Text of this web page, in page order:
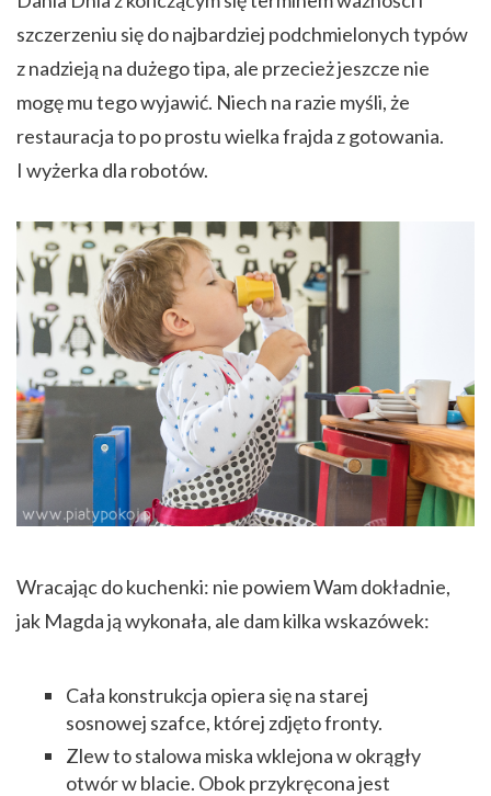
szczerzeniu się do najbardziej podchmielonych typów
z nadzieją na dużego tipa, ale przecież jeszcze nie
mogę mu tego wyjawić. Niech na razie myśli, że
restauracja to po prostu wielka frajda z gotowania.
I wyżerka dla robotów.
Wracając do kuchenki: nie powiem Wam dokładnie,
jak Magda ją wykonała, ale dam kilka wskazówek:
Cała konstrukcja opiera się na starej
sosnowej szafce, której zdjęto fronty.
Zlew to stalowa miska wklejona w okrągły
otwór w blacie. Obok przykręcona jest